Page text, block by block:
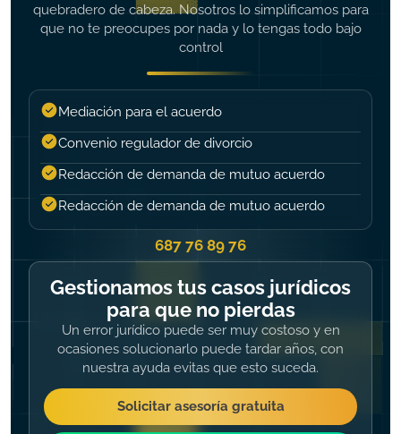
quebradero de cabeza. Nosotros lo simplificamos para
que no te preocupes por nada y lo tengas todo bajo
control
687 76 89 76
Mediación para el acuerdo
Convenio regulador de divorcio
Redacción de demanda de mutuo acuerdo
Redacción de demanda de mutuo acuerdo
Gestionamos tus casos jurídicos
para que no pierdas
Un error jurídico puede ser muy costoso y en
ocasiones solucionarlo puede tardar años, con
nuestra ayuda evitas que esto suceda.
Solicitar asesoría gratuita